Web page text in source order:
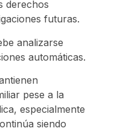
derechos
futuras.
analizarse
automáticas.
pese a la
especialmente
siendo